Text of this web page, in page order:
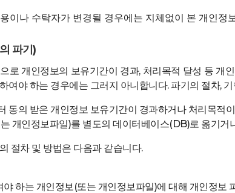
이나 수탁자가 변경될 경우에는 지체없이 본 개인정
파기)
로 개인정보의 보유기간이 경과, 처리목적 달성 등 개
여야 하는 경우에는 그러지 아니합니다. 파기의 절차,
동의 받은 개인정보 보유기간이 경과하거나 처리목적
개인정보파일)를 별도의 데이터베이스(DB)로 옮기거
절차 및 방법은 다음과 같습니다.
야 하는 개인정보(또는 개인정보파일)에 대해 개인정보